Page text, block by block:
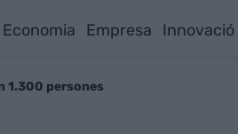
Economia Empresa Innovació
1.300 persones